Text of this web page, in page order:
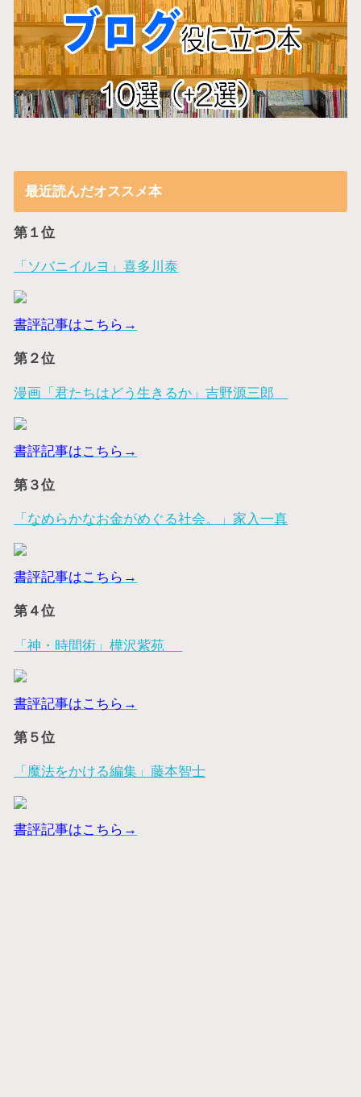
最近読んだオススメ本
第１位
「ソバニイルヨ」喜多川泰
書評記事はこちら→
第２位
漫画「君たちはどう生きるか」吉野源三郎
書評記事はこちら→
第３位
「なめらかなお金がめぐる社会。」家入一真
書評記事はこちら→
第４位
「神・時間術」樺沢紫苑
書評記事はこちら→
第５位
「魔法をかける編集」藤本智士
書評記事はこちら→